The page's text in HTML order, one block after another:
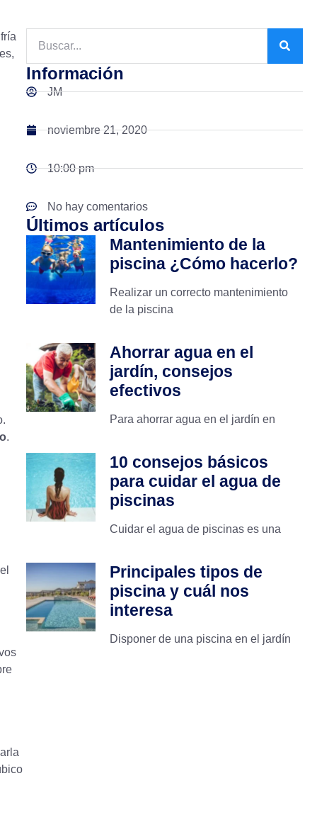
.
Información
JM
noviembre 21, 2020
10:00 pm
No hay comentarios
Últimos artículos
Mantenimiento de la
piscina ¿Cómo hacerlo?
Realizar un correcto mantenimiento
de la piscina
Ahorrar agua en el
jardín, consejos
efectivos
Para ahorrar agua en el jardín en
10 consejos básicos
para cuidar el agua de
piscinas
Cuidar el agua de piscinas es una
Principales tipos de
piscina y cuál nos
interesa
Disponer de una piscina en el jardín